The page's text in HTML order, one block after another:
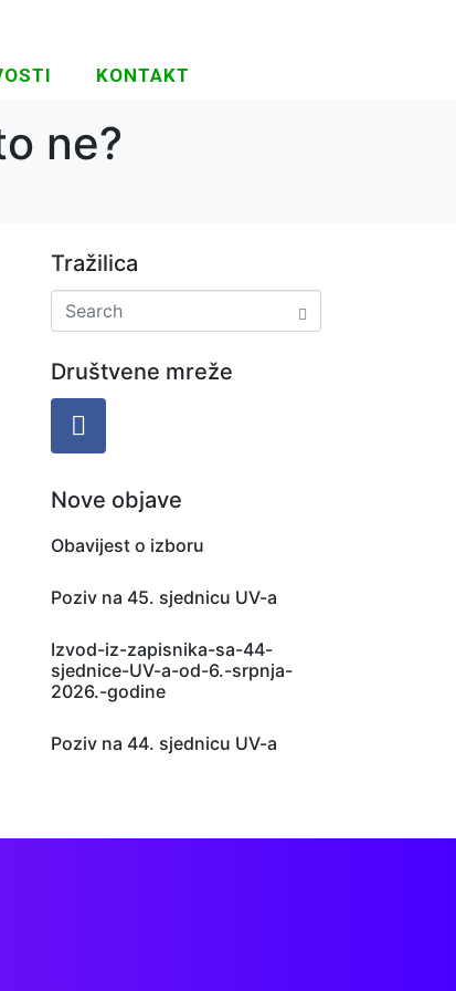
KONTAKT
ne?
Tražilica
Društvene mreže
Nove objave
Obavijest o izboru
Poziv na 45. sjednicu UV-a
Izvod-iz-zapisnika-sa-44-
sjednice-UV-a-od-6.-srpnja-
2026.-godine
Poziv na 44. sjednicu UV-a